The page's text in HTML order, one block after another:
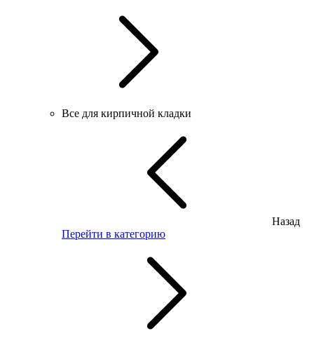
Все для кирпичной кладки
Назад
Перейти в категорию